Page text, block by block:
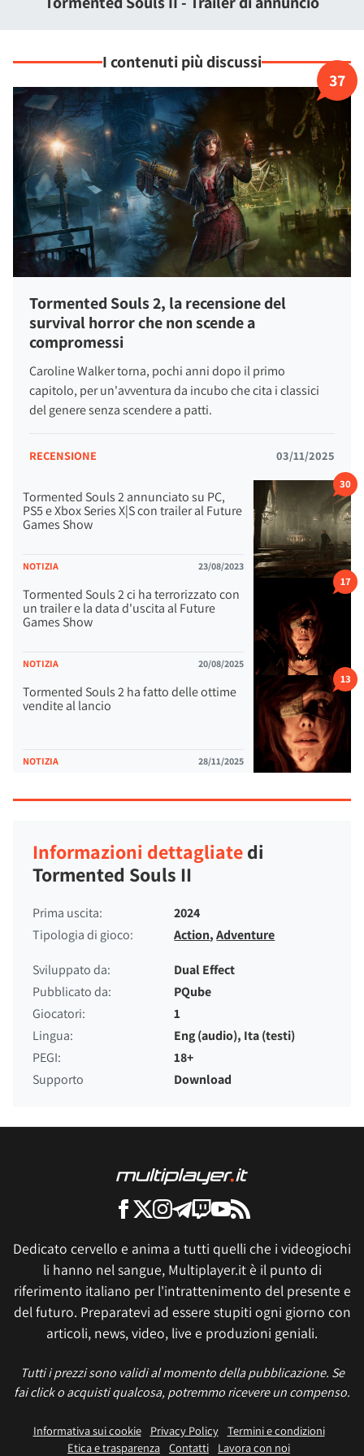
se siete fan dei vecchi survival horror potete giocare in stile
I contenuti più discussi
Tormented Souls 2, la recensione del
survival horror che non scende a
compromessi
Caroline Walker torna, pochi anni dopo il primo
capitolo, per un'avventura da incubo che cita i classici
del genere senza scendere a patti.
RECENSIONE 03/11/2025
37
Tormented Souls 2 annunciato su PC,
PS5 e Xbox Series X|S con trailer al Future
Games Show
NOTIZIA 23/08/2023
30
Tormented Souls 2 ci ha terrorizzato con
un trailer e la data d'uscita al Future
Games Show
NOTIZIA 20/08/2025
17
Tormented Souls 2 ha fatto delle ottime
vendite al lancio
NOTIZIA 28/11/2025
13
Informazioni dettagliatedi
Tormented Souls II
Prima uscita:
2024
Tipologia di gioco:
Action,Adventure
Sviluppato da:
Dual Effect
Pubblicato da:
PQube
Giocatori:
1
Lingua:
Eng (audio), Ita (testi)
PEGI:
18+
Supporto
Download
Dedicato cervello e anima a tutti quelli che i videogiochi
li hanno nel sangue, Multiplayer.it è il punto di
riferimento italiano per l'intrattenimento del presente e
del futuro. Preparatevi ad essere stupiti ogni giorno con
articoli, news, video, live e produzioni geniali.
Tutti i prezzi sono validi al momento della pubblicazione. Se
fai click o acquisti qualcosa, potremmo ricevere un compenso.
Informativa sui cookie Privacy Policy
Termini e condizioni
Etica e trasparenza Contatti Lavora con noi